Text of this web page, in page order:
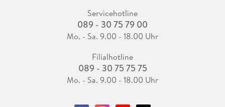
Servicehotline
089 - 30 75 79 00
Mo. - Sa. 9.00 - 18.00 Uhr
Filialhotline
089 - 30 75 75 75
Mo. - Sa. 9.00 - 18.00 Uhr